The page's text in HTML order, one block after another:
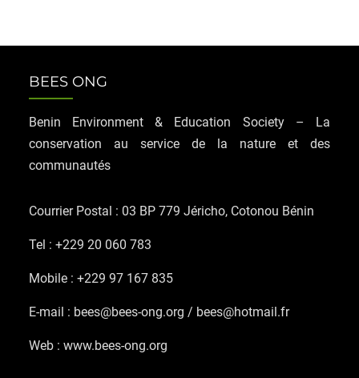
BEES ONG
Benin Environment & Education Society – La
conservation au service de la nature et des
communautés
Courrier Postal : 03 BP 779 Jéricho, Cotonou Bénin
Tel : +229 20 060 783
Mobile : +229 97 167 835
E-mail : bees@bees-ong.org / bees@hotmail.fr
Web : www.bees-ong.org